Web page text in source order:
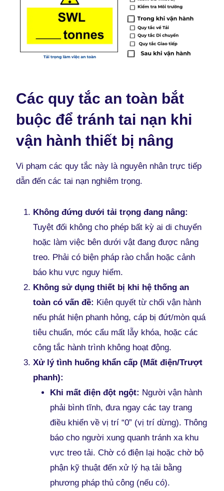
Các quy tắc an toàn bắt
buộc để tránh tai nạn khi
vận hành thiết bị nâng
Vi phạm các quy tắc này là nguyên nhân trực tiếp
dẫn đến các tai nạn nghiêm trọng.
Không đứng dưới tải trọng đang nâng:
Tuyệt đối không cho phép bất kỳ ai di chuyển
hoặc làm việc bên dưới vật đang được nâng
treo. Phải có biện pháp rào chắn hoặc cảnh
báo khu vực nguy hiểm.
Không sử dụng thiết bị khi hệ thống an
toàn có vấn đề: Kiên quyết từ chối vận hành
nếu phát hiện phanh hỏng, cáp bị đứt/mòn quá
tiêu chuẩn, móc cẩu mất lẫy khóa, hoặc các
công tắc hành trình không hoạt động.
Xử lý tình huống khẩn cấp (Mất điện/Trượt
phanh):
Khi mất điện đột ngột: Người vận hành
phải bình tĩnh, đưa ngay các tay trang
điều khiển về vị trí “0” (vị trí dừng). Thông
báo cho người xung quanh tránh xa khu
vực treo tải. Chờ có điện lại hoặc chờ bộ
phận kỹ thuật đến xử lý hạ tải bằng
phương pháp thủ công (nếu có).